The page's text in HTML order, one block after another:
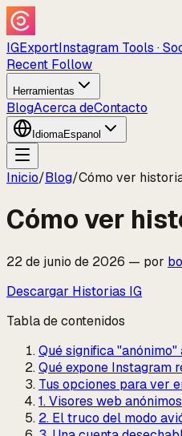
IGExportInstagram Tools ·
Recent Follow
Herramientas
BlogAcerca deContacto
IdiomaEspanol
Inicio/Blog/Cómo ver
Cómo ver
22 de junio de 2026 — por
Descargar Historias IG
Tabla de contenidos
Qué significa "anónimo"
Qué expone Instagram
Tus opciones para ver
1. Visores web
2. El truco del modo